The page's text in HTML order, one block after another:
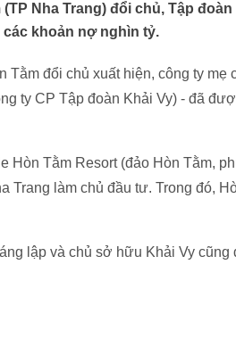
Nha Trang) đổi chủ, Tập
các khoản nợ nghìn tỷ.
Tằm đổi chủ xuất hiện, công ty
ty CP Tập đoàn Khải Vy) - đã
Hòn Tằm Resort (đảo Hòn Tằm,
Trang làm chủ đầu tư. Trong đó,
lập và chủ sở hữu Khải Vy